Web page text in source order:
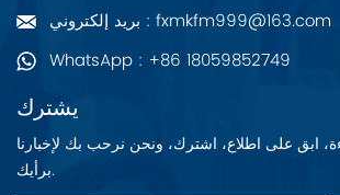
بريد إلكتروني : fxmkfm999@163.com
WhatsApp : +86 18059852749
يشترك
ابق على اطلاع، اشترك، ونحن نرحب بك لإخبارنا
برأيك.